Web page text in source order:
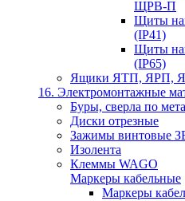
ЩРВ-П
Щиты
(IP41)
Щиты
(IP65)
Ящики ЯТП, ЯРП,
16. Электромонтажные
Буры, сверла по
Диски отрезные
Зажимы винтовые
Изолента
Клеммы WAGO
Маркеры кабельные
Маркеры